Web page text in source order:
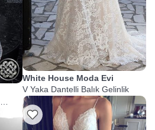
White House Moda Evi
V Yaka Dantelli Balık Gelinlik